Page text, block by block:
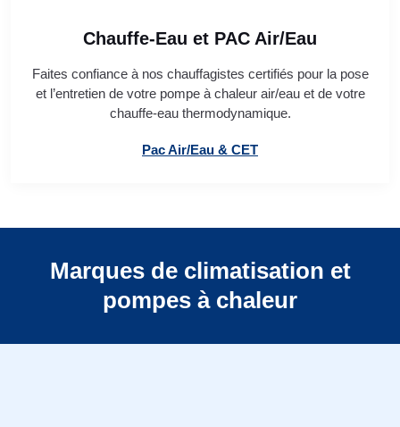
Chauffe-Eau et PAC Air/Eau
Faites confiance à nos chauffagistes certifiés pour la pose
et l’entretien de votre pompe à chaleur air/eau et de votre
chauffe-eau thermodynamique.
Pac Air/Eau & CET
Marques de climatisation et
pompes à chaleur